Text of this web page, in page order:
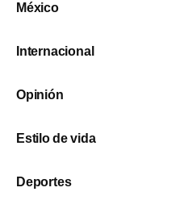
México
Internacional
Opinión
Estilo de vida
Deportes